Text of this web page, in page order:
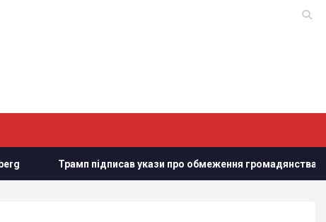
укази про обмеження громадянства за правом